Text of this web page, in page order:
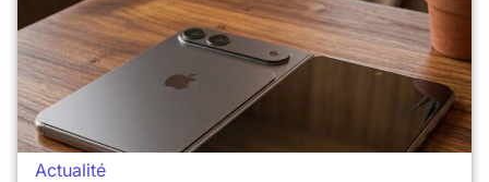
Actualité